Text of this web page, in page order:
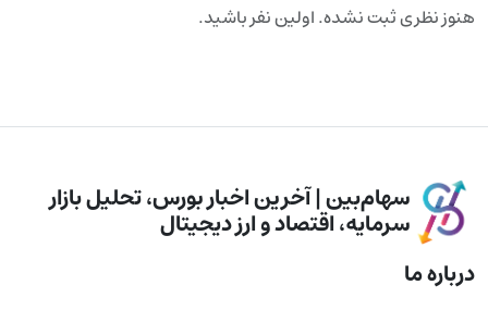
هنوز نظری ثبت نشده. اولین نفر باشید.
سهام‌بین | آخرین اخبار بورس، تحلیل بازار
سرمایه، اقتصاد و ارز دیجیتال
درباره ما